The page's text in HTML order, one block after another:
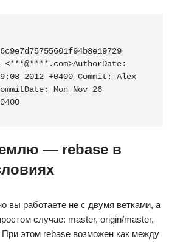
2012 +0400 Commit: Alex
Mon Nov 26
— rebase в
вы работаете не с двумя ветками, а
случае: master, origin/master,
При этом rebase возможен как между